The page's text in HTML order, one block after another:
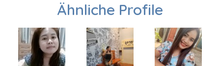
Ähnliche Profile